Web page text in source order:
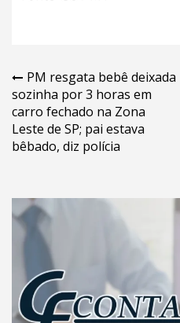
Navegação
de
Post
PM resgata bebê deixada
sozinha por 3 horas em
carro fechado na Zona
Leste de SP; pai estava
bêbado, diz polícia